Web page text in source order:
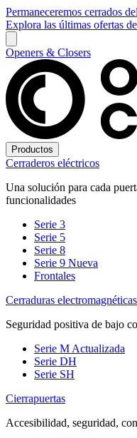
Permaneceremos cerrados
Explora las últimas ofertas
Openers & Closers
Productos
Cerraderos eléctricos
Una solución para cada
funcionalidades
Serie 3
Serie 5
Serie 8
Serie 9 Nueva
Frontales
Cerraduras electromagnéticas
Seguridad positiva de bajo
Serie M Actualizada
Serie DH
Serie SH
Cierrapuertas
Accesibilidad, seguridad,